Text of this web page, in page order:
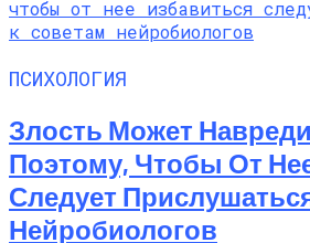
ПСИХОЛОГИЯ
Злость Может
Поэтому, Чтобы От
Следует
Нейробиологов